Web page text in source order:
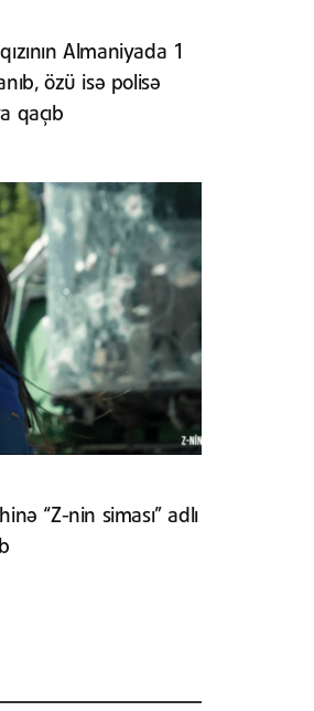
Almaniyada 1
özü isə polisə
qaçıb
“Z-nin siması” adlı